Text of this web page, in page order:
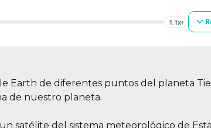
1.1x▾
Earth de diferentes puntos del planeta
de nuestro planeta.
satélite del sistema meteorológico de